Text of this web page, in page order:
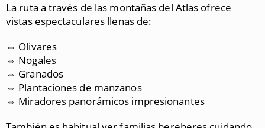
La ruta a través de las montañas del Atlas ofrece
vistas espectaculares llenas de:
⇔ Olivares
⇔ Nogales
⇔ Granados
⇔ Plantaciones de manzanos
⇔ Miradores panorámicos impresionantes